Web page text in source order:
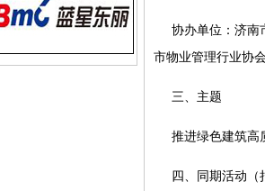
协办单位：济南
市物业管理行业协
三、主题
推进绿色建筑高
四、同期活动（